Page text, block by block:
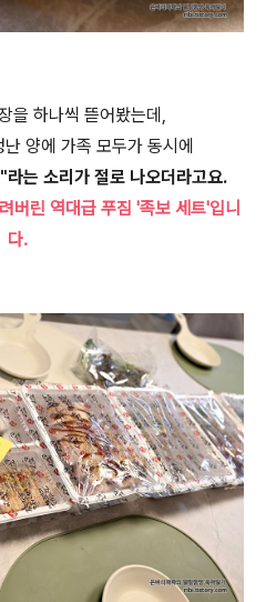
을 하나씩 뜯어봤는데,
양에 가족 모두가 동시에
는 소리가 절로 나오더라고요.
버린 역대급 푸짐 '족보 세트'입니
다.